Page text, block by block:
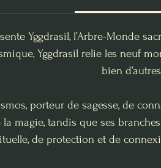
Yggdrasil, l’Arbre-Monde
Yggdrasil relie les neuf
bien
porteur de sagesse, de
magie, tandis que ses
de protection et de